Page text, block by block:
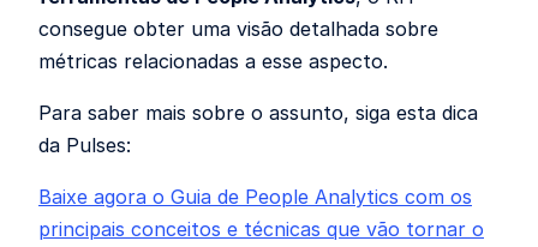
consegue obter uma visão detalhada sobre
métricas relacionadas a esse aspecto.
Para saber mais sobre o assunto, siga esta dica
da Pulses:
Baixe agora o Guia de People Analytics com os
principais conceitos e técnicas que vão tornar o